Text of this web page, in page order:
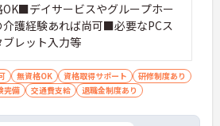
デイサービスやグループホー
介護経験あれば尚可■必要なPCス
ブレット入力等
無資格OK 資格取得サポート
研修制度あり
完備 交通費支給 退職金制度あり